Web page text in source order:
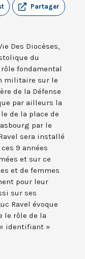
Partager
Des Diocèses,
du
fondamental
militaire sur le
de la Défense
par ailleurs la
de la place de
par le
sera installé
9 années
et sur ce
et de femmes
pour leur
sur ses
Ravel évoque
le rôle de la
identifiant »